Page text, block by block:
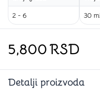
2 - 6 30
5,800RSD
Detalji proizvoda